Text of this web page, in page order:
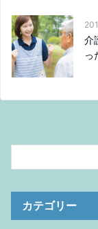
介
っ
カテゴリー